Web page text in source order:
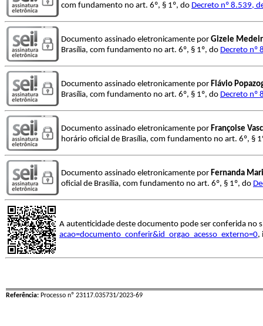
com fundamento no art. 6º, § 1º, do Decreto nº 8.539,
Documento assinado eletronicamente por Gizele
Brasília, com fundamento no art. 6º, § 1º, do Decreto nº
Documento assinado eletronicamente por Flávio
Brasília, com fundamento no art. 6º, § 1º, do Decreto nº
Documento assinado eletronicamente por Françoise
horário oficial de Brasília, com fundamento no art. 6º, §
Documento assinado eletronicamente por Fernanda
oficial de Brasília, com fundamento no art. 6º, § 1º, do
A autenticidade deste documento pode ser conferida no
acao=documento_conferir&id_orgao_acesso_externo=0,
Referência: Processo nº 23117.035731/2023-69